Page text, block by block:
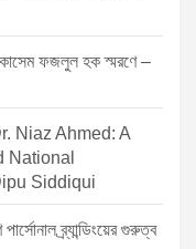
ফজলুল হক স্মরণে –
Niaz Ahmed: A
National
Siddiqui
ব্র্যান্ডিংয়ের গুরুত্ব